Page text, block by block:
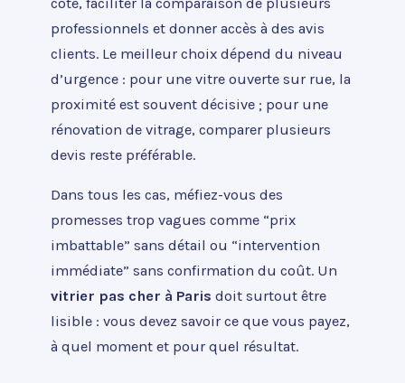
professionnels et donner accès à des avis
clients. Le meilleur choix dépend du niveau
d’urgence : pour une vitre ouverte sur rue, la
proximité est souvent décisive ; pour une
rénovation de vitrage, comparer plusieurs
devis reste préférable.
Dans tous les cas, méfiez-vous des
promesses trop vagues comme “prix
imbattable” sans détail ou “intervention
immédiate” sans confirmation du coût. Un
vitrier pas cher à Paris doit surtout être
lisible : vous devez savoir ce que vous payez,
à quel moment et pour quel résultat.